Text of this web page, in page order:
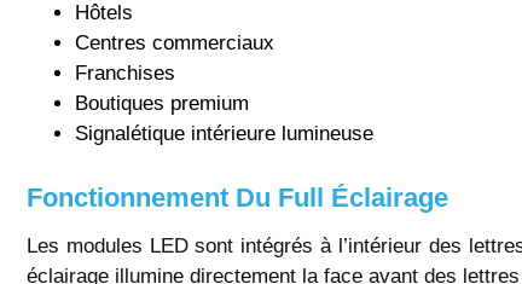
Hôtels
Centres commerciaux
Franchises
Boutiques premium
Signalétique intérieure lumineuse
Fonctionnement Du Full Éclairage
Les modules LED sont intégrés à l’intérieur des
éclairage illumine directement la face avant des